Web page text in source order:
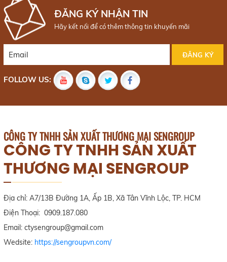
FOLLOW US:
CÔNG TY TNHH SẢN XUẤT THƯƠNG MẠI SENGROUP
Địa chỉ: A7/13B Đường 1A, Ấp 1B, Xã Tân Vĩnh Lộc, TP. HCM
Điện Thoại: 0909.187.080
Email: ctysengroup@gmail.com
https://sengroupvn.com/
TAGS TỪ KHÓA
Sen Vòi